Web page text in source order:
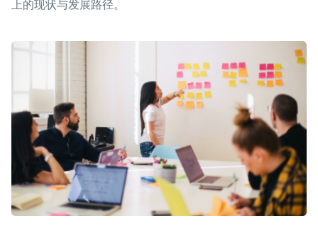
上的现状与发展路径。